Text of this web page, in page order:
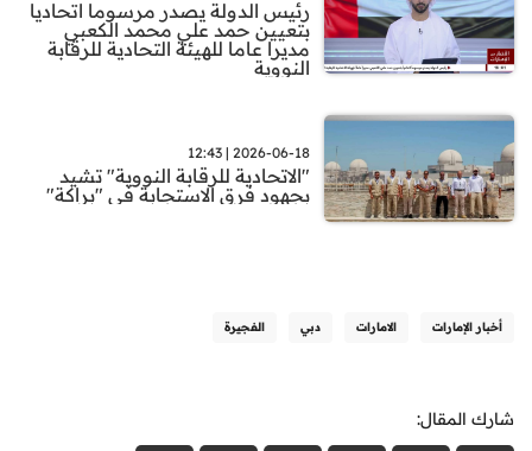
رئيس الدولة يصدر مرسوما اتحاديا
بتعيين حمد علي محمد الكعبي
مديرا عاما للهيئة التحادية للرقابة
النووية
2026-06-18 | 12:43
"الاتحادية للرقابة النووية" تشيد
بجهود فرق الاستجابة في "براكة"
أخبار الإمارات الامارات دبي الفجيرة
شارك المقال: